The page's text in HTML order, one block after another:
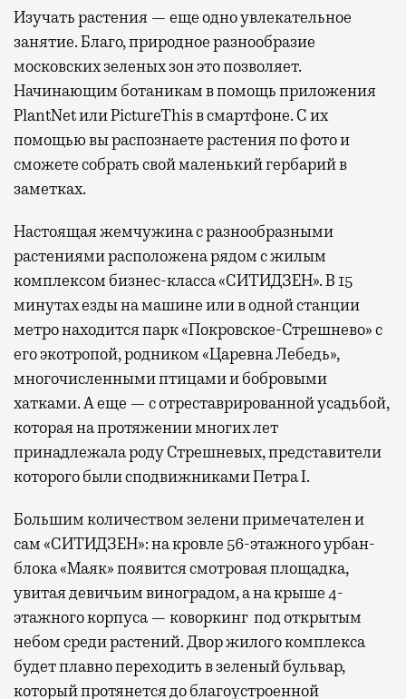
Изучать растения — еще одно увлекательное
занятие. Благо, природное разнообразие
московских зеленых зон это позволяет.
Начинающим ботаникам в помощь приложения
PlantNet или PictureThis в смартфоне. С их
помощью вы распознаете растения по фото и
сможете собрать свой маленький гербарий в
заметках.
Настоящая жемчужина с разнообразными
растениями расположена рядом с жилым
комплексом бизнес-класса «СИТИДЗЕН». В 15
минутах езды на машине или в одной станции
метро находится парк «Покровское-Стрешнево» с
его экотропой, родником «Царевна Лебедь»,
многочисленными птицами и бобровыми
хатками. А еще — с отреставрированной усадьбой,
которая на протяжении многих лет
принадлежала роду Стрешневых, представители
которого были сподвижниками Петра I.
Большим количеством зелени примечателен и
сам «СИТИДЗЕН»: на кровле 56-этажного урбан-
блока «Маяк» появится смотровая площадка,
увитая девичьим виноградом, а на крыше 4-
этажного корпуса — коворкинг под открытым
небом среди растений. Двор жилого комплекса
будет плавно переходить в зеленый бульвар,
который протянется до благоустроенной